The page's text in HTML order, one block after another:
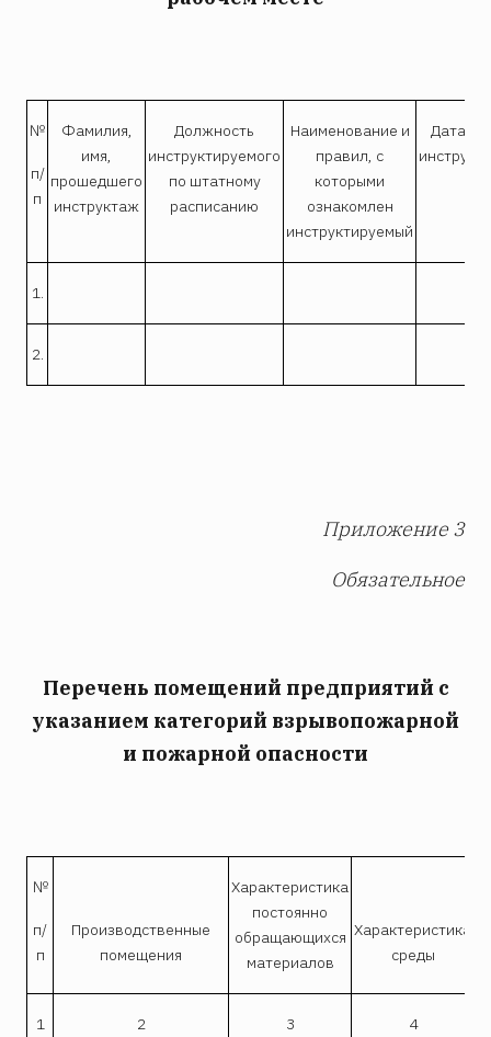
№
п/
п
Фамилия,
имя,
прошедшего
инструктаж
Должность
инструктируемого
по штатному
расписанию
Наименование и
правил, с
которыми
ознакомлен
инструктируемый
Дата и
1.
2.
Приложение 3
Обязательное
Перечень помещений предприятий с
указанием категорий взрывопожарной
и пожарной опасности
№
п/
п
Производственные
помещения
Характеристика
постоянно
обращающихся
материалов
Характеристика
среды
1 2 3 4